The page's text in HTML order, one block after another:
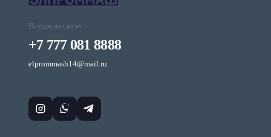
Всегда на связи:
+7 777 081 8888
elprommash14@mail.ru